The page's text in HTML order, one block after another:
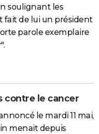
soulignant les
fait de lui un président
parole exemplaire
contre le cancer
le mardi 11 mai,
menait depuis